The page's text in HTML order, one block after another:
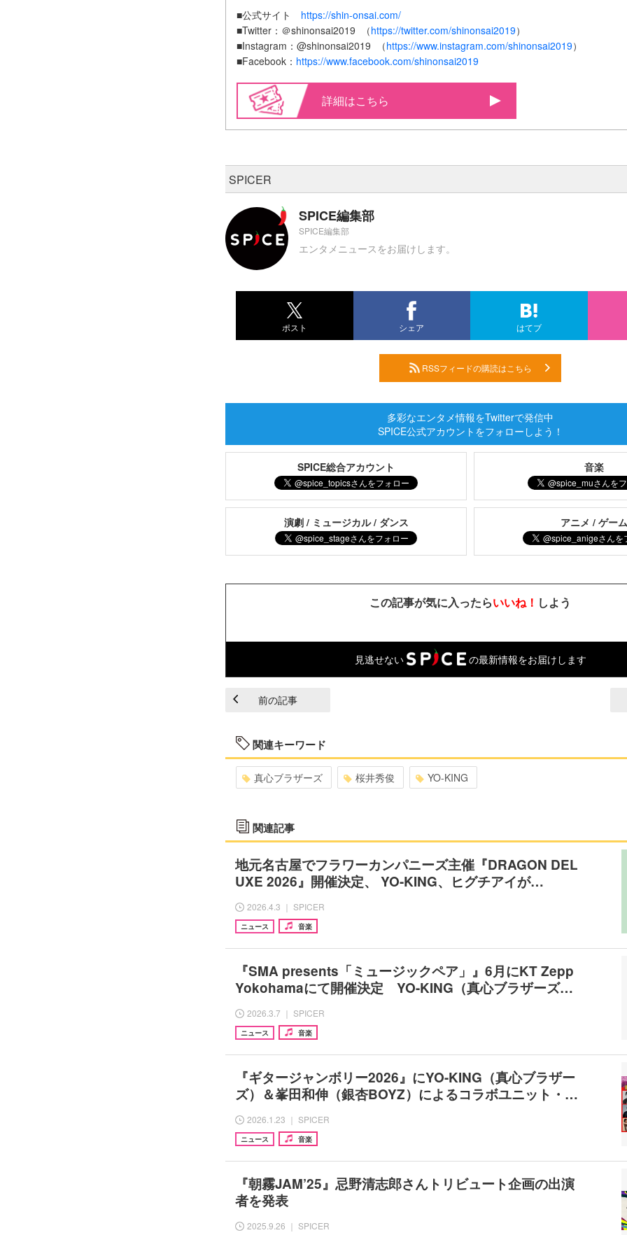
■公式サイト https://shin-onsai.com/
■Twitter：＠shinonsai2019 （https://twitter.com/shinonsai2019）
■Instagram：@shinonsai2019 （https://www.instagram.com/shinonsai2019）
■Facebook： https://www.facebook.com/shinonsai2019
詳細はこちら
SPICER
SPICE編集部
SPICE編集部
エンタメニュースをお届けします。
ポスト シェア はてブ
RSSフィードの購読はこちら
多彩なエンタメ情報をTwitterで発信中
SPICE公式アカウントをフォローしよう！
SPICE総合アカウント 音楽
演劇 / ミュージカル / ダンス アニメ / ゲー
この記事が気に入ったらいいね！ しよう
見逃せない の最新情報をお届けします
前の記事
関連キーワード
真心ブラザーズ 桜井秀俊 YO-KING
関連記事
地元名古屋でフラワーカンパニーズ主催『DRAGON DEL
UXE 2026』開催決定、 YO-KING、ヒグチアイが…
2026.4.3 ｜ SPICER
ニュース 音楽
『SMA presents「ミュージックペア」』6月にKT Zepp
Yokohamaにて開催決定 YO-KING（真心ブラザーズ…
2026.3.7 ｜ SPICER
ニュース 音楽
『ギタージャンボリー2026』にYO-KING（真心ブラザー
ズ）＆峯田和伸（銀杏BOYZ）によるコラボユニット・…
2026.1.23 ｜ SPICER
ニュース 音楽
『朝霧JAM’25』忌野清志郎さんトリビュート企画の出演
者を発表
2025.9.26 ｜ SPICER